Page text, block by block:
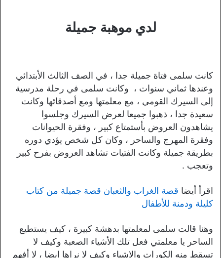
لدي موهبة جميلة
كانت سلمى فتاة جميلة جدا ، في الصف الثالث الأبتدائي
وعندها ثماني سنوات ، وكانت سلمى في رحلة مدرسية
إلى السيرك القومي ، مع معلمتها ومع أصدقائها وكانت
سعيدة جدا ، ذهبوا جميعا لعرض السيرك وجلسوا
يشاهدون العروض بأستمتاع كبير ، وفقرة الحيوانات
وفقرة المهرج والساحر ، وكان كل شخص يؤدي دوره
بطريقة جميلة وكانت الفتيات تشاهد العروض بفرح كبير
وتعجب .
اقرأ أيضا قصة الغراب والثعبان قصة جميلة من كتاب
كليلة ودمنة للأطفال
وهنا قالت سلمى لمعلمتها بدهشة كبيرة ، كيف يستطيع
الساحر يا معلمتي فعل تلك الأشياء الصعبة وكيف لا
تسقط منه الكورات والاشياء وكيف لا نراها ايضا ، لا أفهم